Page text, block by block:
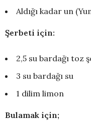
Aldığı kadar un
Şerbeti için:
2,5 su bardağı toz
3 su bardağı su
1 dilim limon
Bulamak için;